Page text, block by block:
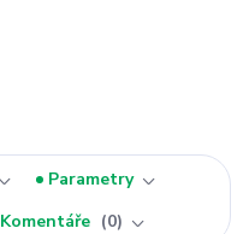
Parametry
Komentáře 0